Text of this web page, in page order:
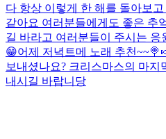
다 항상 이렇게 한 해를 돌아보
같아요 여러분들에게도 좋은 추
길 바라고 여러분들이 주시는 응
😁어제 저녁 트메 노래 추천
보내셨나요? 크리스마스의 마지
내시길 바랍니당